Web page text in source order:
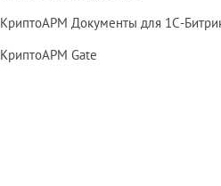
КриптоАРМ Документы для 1С-
КриптоАРМ Gate